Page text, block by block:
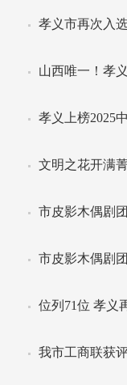
孝义市再次入
山西唯一！孝
孝义上榜2025
文明之花开满
市皮影木偶剧
市皮影木偶剧
位列71位 孝义
我市工商联获